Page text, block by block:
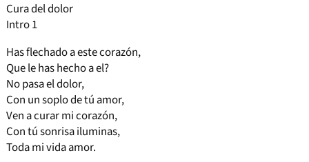
Cura del dolor
Intro 1
Has flechado a este corazón,
Que le has hecho a el?
No pasa el dolor,
Con un soplo de tú amor,
Ven a curar mi corazón,
Con tú sonrisa iluminas,
Toda mi vida amor.